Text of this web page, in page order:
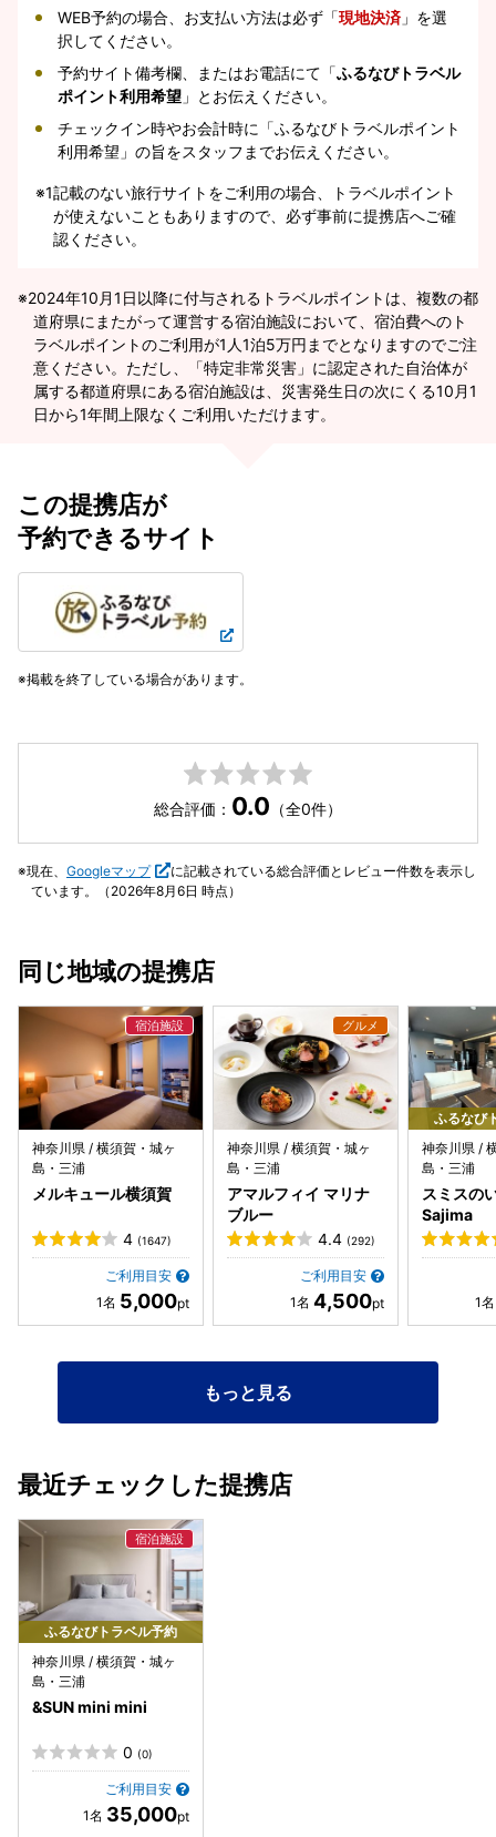
WEB予約の場合、お支払い方法は必ず「現地決済 」を選
択してください。
予約サイト備考欄、またはお電話にて「ふるなびトラベル
ポイント利用希望 」とお伝えください。
チェックイン時やお会計時に「ふるなびトラベルポイント
利用希望」の旨をスタッフまでお伝えください。
※1記載のない旅行サイトをご利用の場合、トラベルポイント
が使えないこともありますので、必ず事前に提携店へご確
認ください。
2024年10月1日以降に付与されるトラベルポイントは、複数の都
道府県にまたがって運営する宿泊施設において、宿泊費へのト
ラベルポイントのご利用が1人1泊5万円までとなりますのでご注
意ください。ただし、「特定非常災害」に認定された自治体が
属する都道府県にある宿泊施設は、災害発生日の次にくる10月1
日から1年間上限なくご利用いただけます。
この提携店が
予約できるサイト
掲載を終了している場合があります。
総合評価： 0.0 （全0件）
現在、 Googleマップ
に記載されている総合評価とレビュー件数を表示し
ています。（2026年8月6日 時点）
同じ地域の提携店
神奈川県 / 横須賀・城ヶ
島・三浦
メルキュール横須賀
4 (1647)
ご利用目安
5,000
神奈川県 / 横須賀・城ヶ
島・三浦
アマルフィイ マリナ
ブルー
4.4 (292)
ご利用目安
4,500
ふるなび
神奈川県 /
島・三浦
スミスの
Sajima
もっと見る
最近チェックした提携店
ふるなびトラベル予約
神奈川県 / 横須賀・城ヶ
島・三浦
&SUN mini mini
0 (0)
ご利用目安
35,000